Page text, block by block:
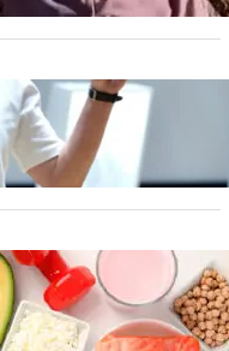
salteña que busca
en Latinoamérica
superalimentos de
sumar a tu dieta este mes